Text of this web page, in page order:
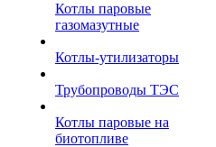
Котлы паровые
газомазутные
Котлы-утилизаторы
Трубопроводы ТЭС
Котлы паровые на
биотопливе